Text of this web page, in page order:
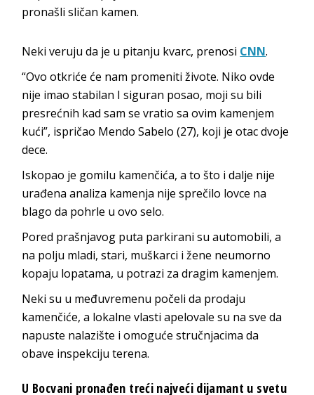
pronašli sličan kamen.
Neki veruju da je u pitanju kvarc, prenosi CNN.
“Ovo otkriće će nam promeniti živote. Niko ovde
nije imao stabilan I siguran posao, moji su bili
presrećnih kad sam se vratio sa ovim kamenjem
kući”, ispričao Mendo Sabelo (27), koji je otac dvoje
dece.
Iskopao je gomilu kamenčića, a to što i dalje nije
urađena analiza kamenja nije sprečilo lovce na
blago da pohrle u ovo selo.
Pored prašnjavog puta parkirani su automobili, a
na polju mladi, stari, muškarci i žene neumorno
kopaju lopatama, u potrazi za dragim kamenjem.
Neki su u međuvremenu počeli da prodaju
kamenčiće, a lokalne vlasti apelovale su na sve da
napuste nalazište i omoguće stručnjacima da
obave inspekciju terena.
U Bocvani pronađen treći najveći dijamant u svetu